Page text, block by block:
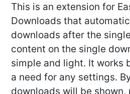
This is an extension for
Downloads that
downloads after the
content on the single
simple and light. It works
a need for any settings.
downloads will be shown,